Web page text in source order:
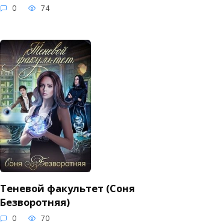
0 74
Теневой факультет (Соня
Безворотняя)
0 70